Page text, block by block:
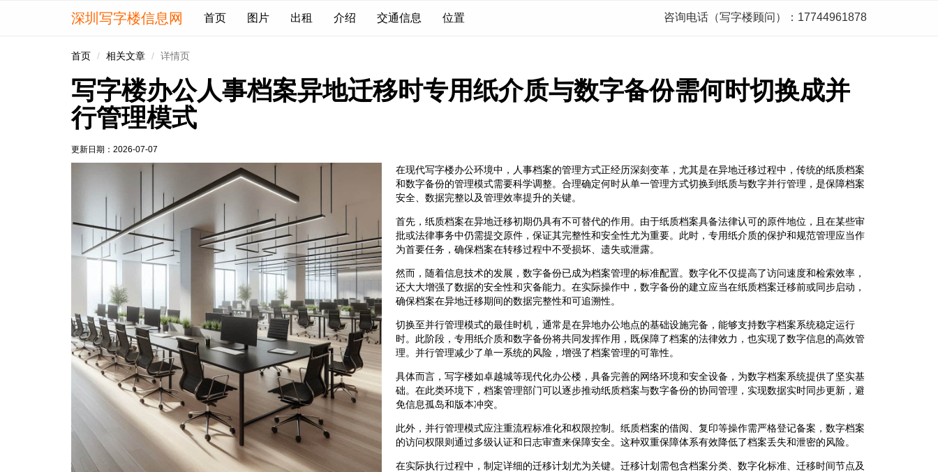
深圳写字楼信息网 首页 图片 出租 介绍 交通信息 位置 咨询电话（写字楼顾问）：17744961878
首页 相关文章 详情页
写字楼办公人事档案异地迁移时专用纸介质与数字备份需何时切换成并
行管理模式
更新日期： 2026-07-07
在现代写字楼办公环境中，人事档案的管理方式正经历深刻变革，尤其是在异地迁移过程中，传统的纸质档案
和数字备份的管理模式需要科学调整。合理确定何时从单一管理方式切换到纸质与数字并行管理，是保障档案
安全、数据完整以及管理效率提升的关键。
首先，纸质档案在异地迁移初期仍具有不可替代的作用。由于纸质档案具备法律认可的原件地位，且在某些审
批或法律事务中仍需提交原件，保证其完整性和安全性尤为重要。此时，专用纸介质的保护和规范管理应当作
为首要任务，确保档案在转移过程中不受损坏、遗失或泄露。
然而，随着信息技术的发展，数字备份已成为档案管理的标准配置。数字化不仅提高了访问速度和检索效率，
还大大增强了数据的安全性和灾备能力。在实际操作中，数字备份的建立应当在纸质档案迁移前或同步启动，
确保档案在异地迁移期间的数据完整性和可追溯性。
切换至并行管理模式的最佳时机，通常是在异地办公地点的基础设施完备，能够支持数字档案系统稳定运行
时。此阶段，专用纸介质和数字备份将共同发挥作用，既保障了档案的法律效力，也实现了数字信息的高效管
理。并行管理减少了单一系统的风险，增强了档案管理的可靠性。
具体而言，写字楼如卓越城等现代化办公楼，具备完善的网络环境和安全设备，为数字档案系统提供了坚实基
础。在此类环境下，档案管理部门可以逐步推动纸质档案与数字备份的协同管理，实现数据实时同步更新，避
免信息孤岛和版本冲突。
此外，并行管理模式应注重流程标准化和权限控制。纸质档案的借阅、复印等操作需严格登记备案，数字档案
的访问权限则通过多级认证和日志审查来保障安全。这种双重保障体系有效降低了档案丢失和泄密的风险。
在实际执行过程中，制定详细的迁移计划尤为关键。迁移计划需包含档案分类、数字化标准、迁移时间节点及